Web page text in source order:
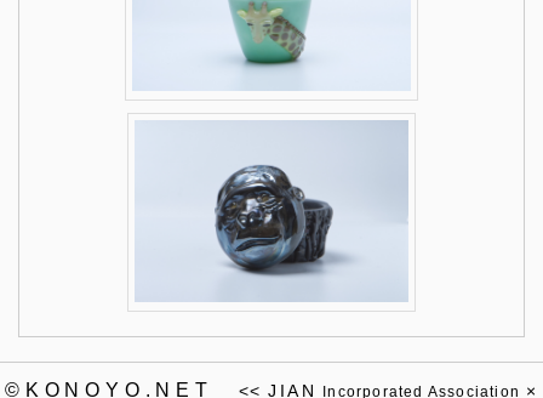
©KONOYO.NET << JIAN Incorporated Association ×